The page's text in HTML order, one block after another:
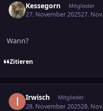
Kessegorn Mitglieder
27. November 202527. Nov
Wann?
Zitieren
Irwisch Mitglieder
28. November 202528. Nov